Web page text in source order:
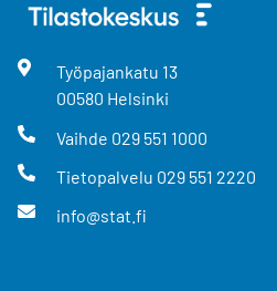
Työpajankatu 13
00580 Helsinki
Vaihde 029 551 1000
Tietopalvelu 029 551 2220
info@stat.fi